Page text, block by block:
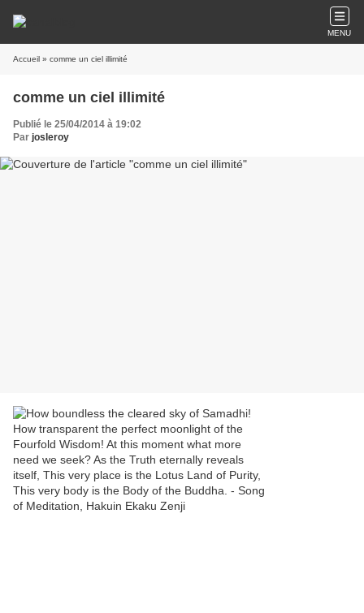
MENU
Accueil » comme un ciel illimité
comme un ciel illimité
Publié le 25/04/2014 à 19:02
Par josleroy